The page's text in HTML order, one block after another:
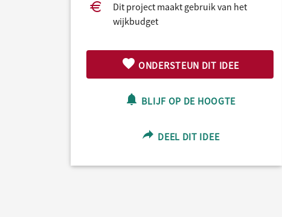
Dit project maakt gebruik van het
wijkbudget
ONDERSTEUN DIT IDEE
BLIJF OP DE HOOGTE
DEEL DIT IDEE